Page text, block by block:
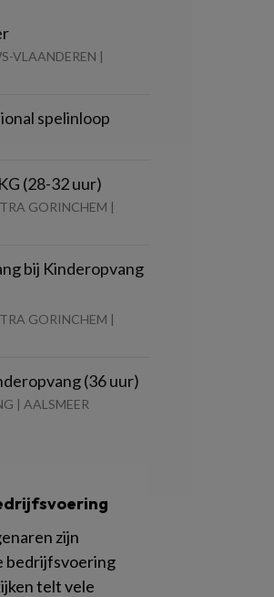
VLAANDEREN |
spelinloop
(28-32 uur)
GORINCHEM |
bij Kinderopvang
GORINCHEM |
(36 uur)
| AALSMEER
zijn
bedrijfsvoering
telt vele